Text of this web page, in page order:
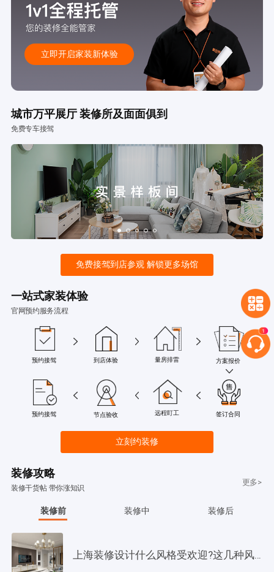
立即开启家装新体验
城市万平展厅 装修所及面面俱到
免费专车接驾
免费接驾到店参观 解锁更多场馆
一站式家装体验
官网预约服务流程
预约接驾 到店体验 量房排雷 方案报价
预约接驾 节点验收 远程盯工 签订合同
立刻约装修
装修攻略
装修干货帖 带你涨知识
更多>
装修前 装修中 装修后
上海装修设计什么风格受欢迎?这几种风格是当下正流行!